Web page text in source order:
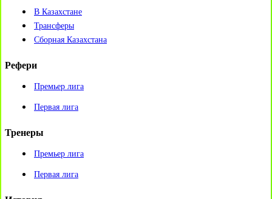
В Казахстане
Трансферы
Сборная Казахстана
Рефери
Премьер лига
Первая лига
Тренеры
Премьер лига
Первая лига